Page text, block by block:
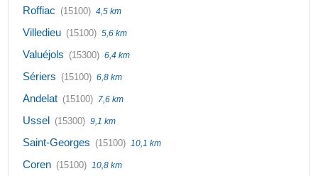
Roffiac (15100) 4,5 km
Villedieu (15100) 5,6 km
Valuéjols (15300) 6,4 km
Sériers (15100) 6,8 km
Andelat (15100) 7,6 km
Ussel (15300) 9,1 km
Saint-Georges (15100) 10,1 km
Coren (15100) 10,8 km